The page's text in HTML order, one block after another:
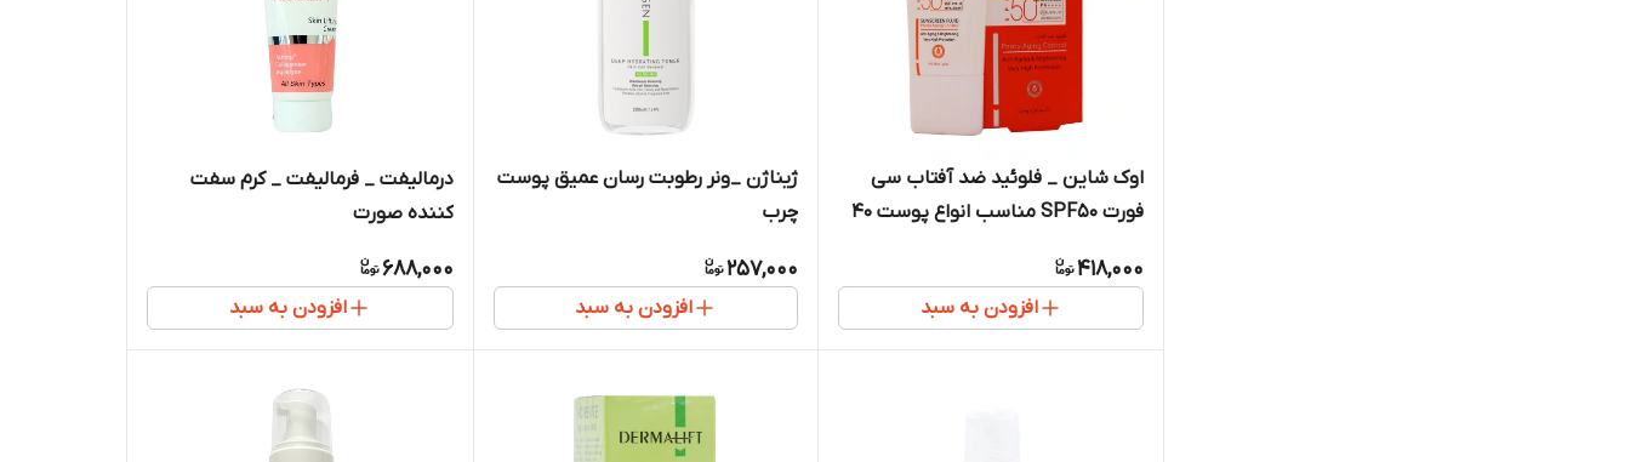
اوک شاین _ فلوئید ضد آفتاب سی
فورت SPF50 مناسب انواع پوست 40
418,000
افزودن به سبد
ژیناژن _ونر رطوبت رسان عمیق پوست
چرب
257,000
افزودن به سبد
درمالیفت _ فرمالیفت _ کرم سفت
کننده صورت
688,000
افزودن به سبد